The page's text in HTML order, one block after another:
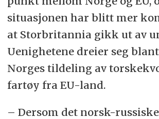
situasjonen har blitt mer
at Storbritannia gikk ut av
Uenighetene dreier seg
Norges tildeling av
fartøy fra EU-land.
– Dersom det norsk-russiske